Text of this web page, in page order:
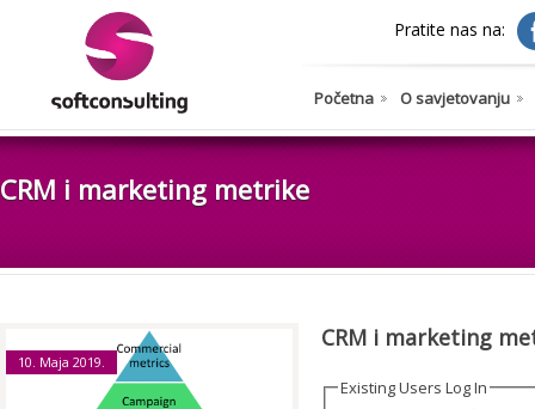
Pratite nas na:
Početna O savjetovanju
CRM i marketing metrike
10. Maja 2019.
CRM i marketing
Existing Users Log In